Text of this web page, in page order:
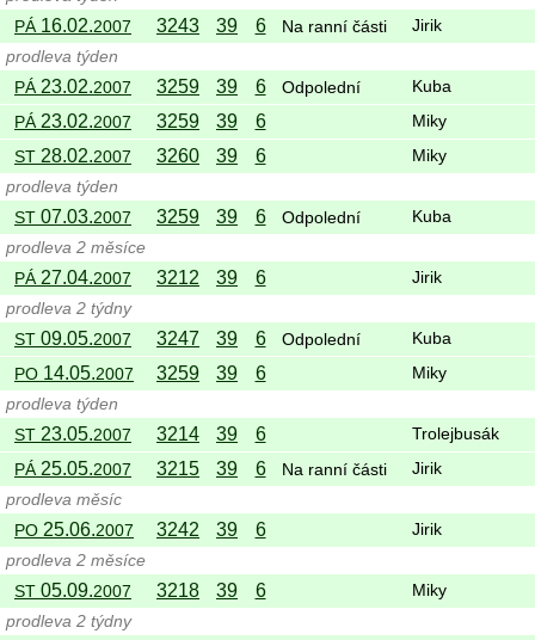
PÁ 16.02.2007 3243 39 6 Na ranní části
Jirik
prodleva týden
PÁ 23.02.2007 3259 39 6 Odpolední Kuba
PÁ 23.02.2007 3259 39 6 Miky
ST 28.02.2007 3260 39 6
Miky
prodleva týden
ST 07.03.2007 3259 39 6 Odpolední
Kuba
prodleva 2 měsíce
PÁ 27.04.2007 3212 39 6
Jirik
prodleva 2 týdny
ST 09.05.2007 3247 39 6 Odpolední Kuba
PO 14.05.2007 3259 39 6
Miky
prodleva týden
ST 23.05.2007 3214 39 6 Trolejbusák
PÁ 25.05.2007 3215 39 6 Na ranní části
Jirik
prodleva měsíc
PO 25.06.2007 3242 39 6
Jirik
prodleva 2 měsíce
ST 05.09.2007 3218 39 6
Miky
prodleva 2 týdny